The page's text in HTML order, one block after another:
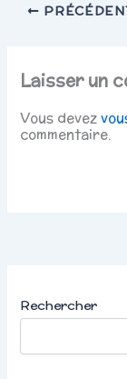
Laisser un
Vous devez
commentaire.
Rechercher